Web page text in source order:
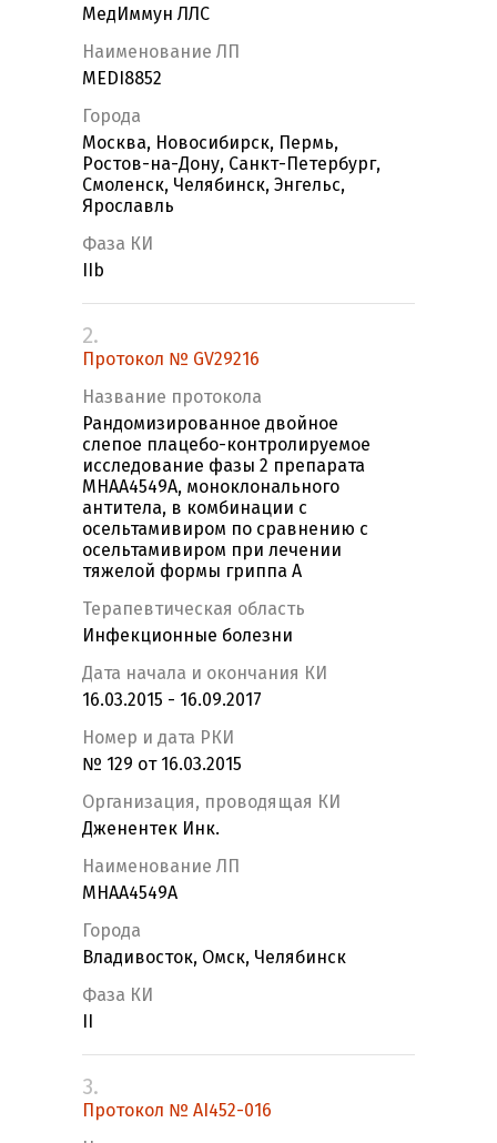
МедИммун ЛЛС
Наименование ЛП
MEDI8852
Города
Москва, Новосибирск, Пермь,
Ростов-на-Дону, Санкт-Петербург,
Смоленск, Челябинск, Энгельс,
Ярославль
Фаза КИ
IIb
2.
Протокол № GV29216
Название протокола
Рандомизированное двойное
слепое плацебо-контролируемое
исследование фазы 2 препарата
MHAA4549A, моноклонального
антитела, в комбинации с
осельтамивиром по сравнению с
осельтамивиром при лечении
тяжелой формы гриппа А
Терапевтическая область
Инфекционные болезни
Дата начала и окончания КИ
16.03.2015 - 16.09.2017
Номер и дата РКИ
№ 129 от 16.03.2015
Организация, проводящая КИ
Дженентек Инк.
Наименование ЛП
MHAA4549A
Города
Владивосток, Омск, Челябинск
Фаза КИ
3.
Протокол № AI452-016